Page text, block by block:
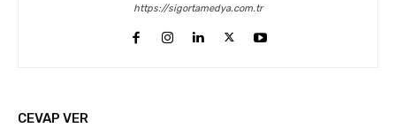
https://sigortamedya.com.tr
CEVAP VER